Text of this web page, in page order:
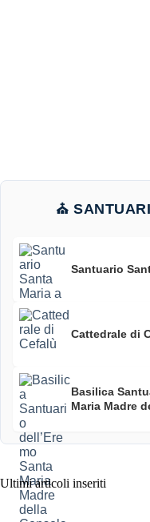
⛪
Santuario
Cattedrale di
Basilica
Maria Madre
Ultimi articoli inseriti